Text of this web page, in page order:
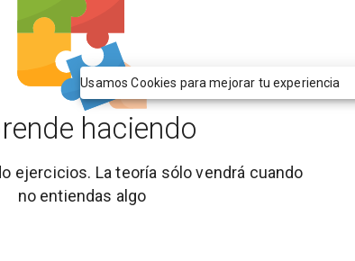
haciendo
ejercicios. La teoría sólo vendrá cuando
no entiendas algo
Usamos Cookies para mejorar tu experiencia